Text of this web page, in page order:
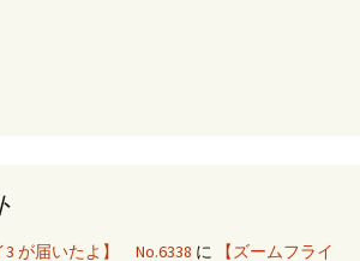
3 が届いたよ】 No.6338 に
【ズームフライ